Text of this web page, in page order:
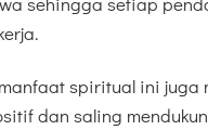
spiritual ini
dan saling